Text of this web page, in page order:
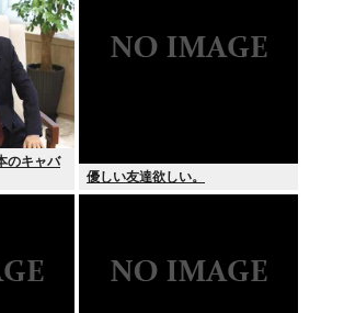
のキャバ
優しい友達欲しい。